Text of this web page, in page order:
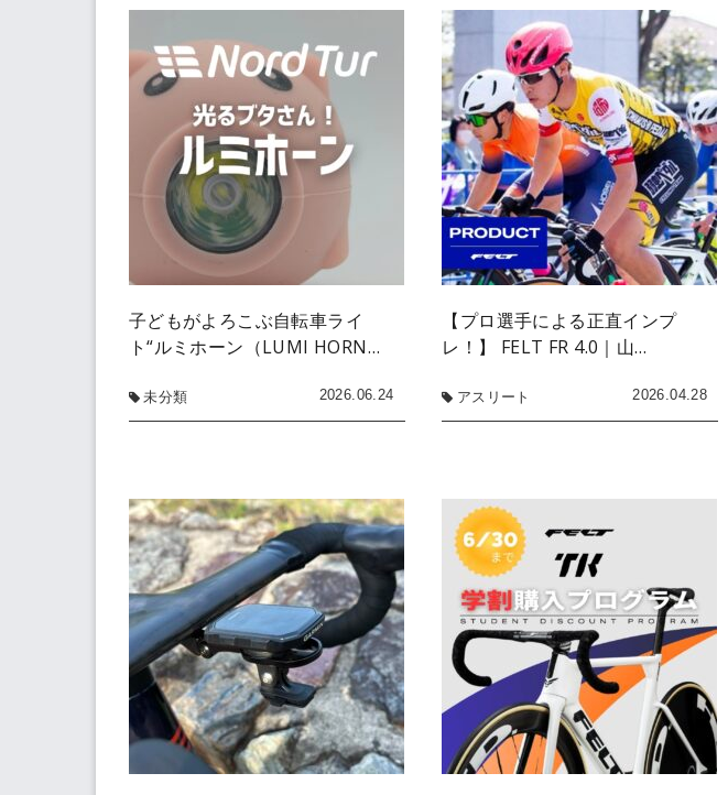
子どもがよろこぶ自転車ライ
ト“ルミホーン（LUMI HORN…
未分類 2026.06.24
【プロ選手による正直インプ
レ！】 FELT FR 4.0｜山…
アスリート 2026.04.28